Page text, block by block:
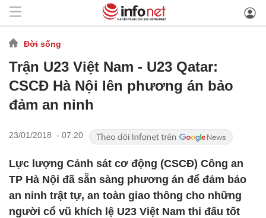
Đời sống
Trận U23 Việt Nam - U23 Qatar:
CSCĐ Hà Nội lên phương án bảo
đảm an ninh
23/01/2018 - 07:20
Lực lượng Cảnh sát cơ động (CSCĐ) Công an
TP Hà Nội đã sẵn sàng phương án để đảm bảo
an ninh trật tự, an toàn giao thông cho những
người cổ vũ khích lệ U23 Việt Nam thi đấu tốt